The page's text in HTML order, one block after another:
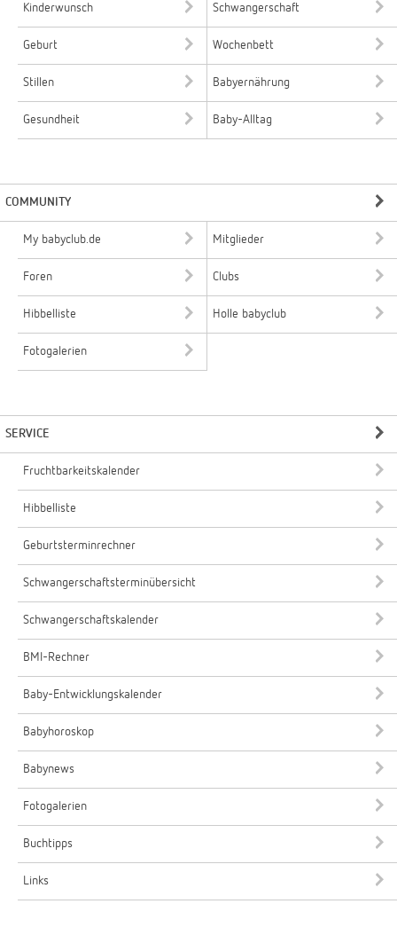
Kinderwunsch Schwangerschaft
Geburt Wochenbett
Stillen Babyernährung
Gesundheit Baby-Alltag
COMMUNITY
My babyclub.de Mitglieder
Foren Clubs
Hibbelliste Holle babyclub
Fotogalerien
SERVICE
Fruchtbarkeitskalender
Hibbelliste
Geburtsterminrechner
Schwangerschaftsterminübersicht
Schwangerschaftskalender
BMI-Rechner
Baby-Entwicklungskalender
Babyhoroskop
Babynews
Fotogalerien
Buchtipps
Links